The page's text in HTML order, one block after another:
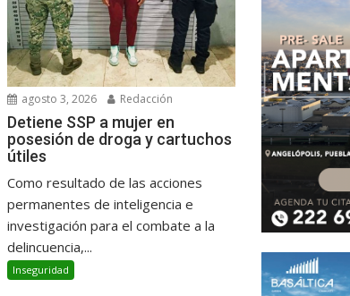
agosto 3, 2026 Redacción
Detiene SSP a mujer en
posesión de droga y cartuchos
útiles
Como resultado de las acciones
permanentes de inteligencia e
investigación para el combate a la
delincuencia,...
Inseguridad